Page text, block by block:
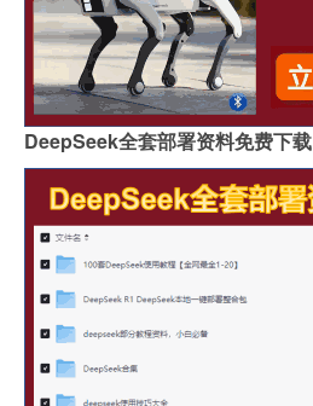
DeepSeek全套部署资料免费下载